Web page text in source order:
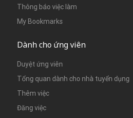
Thông báo việc làm
My Bookmarks
Dành cho ứng viên
Duyệt ứng viên
Tổng quan dành cho nhà tuyển dụng
Thêm việc
Đăng việc